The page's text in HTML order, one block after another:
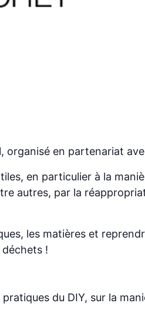
en partenariat
en particulier à la
autres, par la
les matières et
!
du DIY, sur la